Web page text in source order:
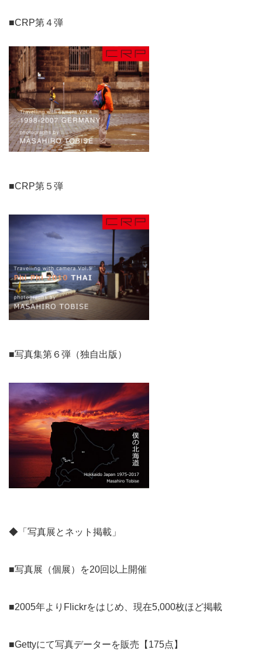
■CRP第４弾
■CRP第５弾
■写真集第６弾（独自出版）
◆「写真展とネット掲載」
■写真展（個展）を20回以上開催
■2005年よりFlickrをはじめ、現在5,000枚ほど掲載
■Gettyにて写真データーを販売【175点】